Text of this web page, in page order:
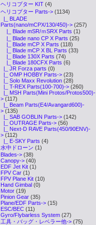
ヘリコプター KIT(4)
ヘリコプター Parts->(1134)
|_ BLADE
Parts(nano/mCPX/130/450)->(257)
|_ Blade mSR/ｍSRX Parts (1)
|_ Blade nano CP X Parts (25)
|_ Blade mCP X Parts (118)
|_ Blade mCP X BL Parts (33)
|_ Blade 130X Parts (74)
|_ Blade 180CFX Parts (6)
|_ JR Forza parts (0)
|_ OMP HOBBY Parts->(23)
|_ Solo Maxx Revolution(28)
|_ T-REX Parts(100-700)->(260)
|_ MSH Parts(Mini Protos/Protos500)-
>(117)
|_ Beam Parts(E4/Avangard600)-
>(135)
|_ SAB GOBLIN Parts->(142)
|_ OUTRAGE Parts->(56)
|_ Next-D RAVE Parts(450/90ENV)-
>(112)
|_ E-SKY Parts (4)
水中ドローン (1)
Blades->(38)
Canopy->(40)
EDF Jet Kit(1)
FPV Car(1)
FPV Plane Kit(10)
Hand Gimbal(0)
Motor(19)
Pinion Gear(35)
Plane/EDF Parts->(15)
ESC/BEC(11)
Gyro/Flybarless System(27)
工具・バッグ・レベラー他->(75)